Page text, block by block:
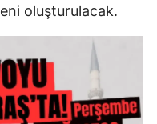
oluşturulacak.